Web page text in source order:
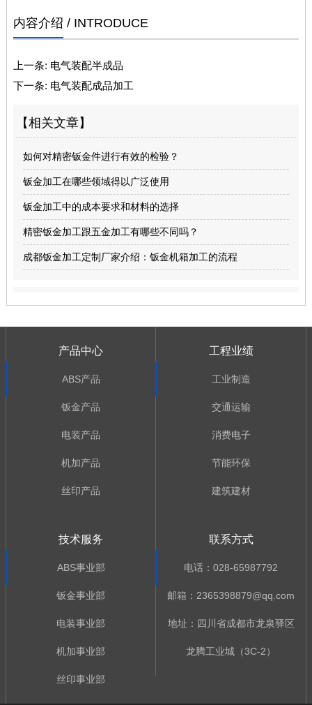
内容介绍 / INTRODUCE
上一条: 电气装配半成品
下一条: 电气装配成品加工
【相关文章】
如何对精密钣金件进行有效的检验？
钣金加工在哪些领域得以广泛使用
钣金加工中的成本要求和材料的选择
精密钣金加工跟五金加工有哪些不同吗？
成都钣金加工定制厂家介绍：钣金机箱加工的流程
产品中心
ABS产品
钣金产品
电装产品
机加产品
丝印产品
工程业绩
工业制造
交通运输
消费电子
节能环保
建筑建材
技术服务
ABS事业部
钣金事业部
电装事业部
机加事业部
丝印事业部
联系方式
电话：028-65987792
邮箱：2365398879@qq.com
地址：四川省成都市龙泉驿区
龙腾工业城（3C-2）